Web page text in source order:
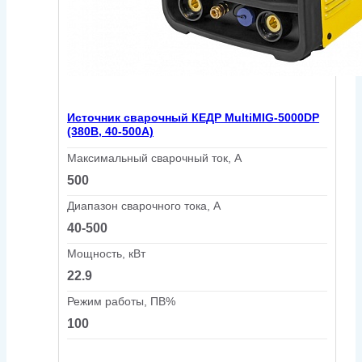
Источник сварочный КЕДР MultiMIG-5000DP
(380В, 40-500А)
Максимальный сварочный ток, А
500
Диапазон сварочного тока, А
40-500
Мощность, кВт
22.9
Режим работы, ПВ%
100